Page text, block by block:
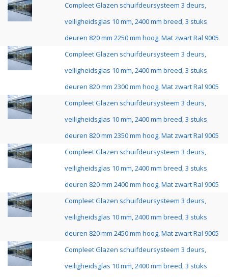
Compleet Glazen schuifdeursysteem 3 deurs,
veiligheidsglas 10 mm, 2400 mm breed, 3 stuks
deuren 820 mm 2250 mm hoog, Mat zwart Ral 9005
Compleet Glazen schuifdeursysteem 3 deurs,
veiligheidsglas 10 mm, 2400 mm breed, 3 stuks
deuren 820 mm 2300 mm hoog, Mat zwart Ral 9005
Compleet Glazen schuifdeursysteem 3 deurs,
veiligheidsglas 10 mm, 2400 mm breed, 3 stuks
deuren 820 mm 2350 mm hoog, Mat zwart Ral 9005
Compleet Glazen schuifdeursysteem 3 deurs,
veiligheidsglas 10 mm, 2400 mm breed, 3 stuks
deuren 820 mm 2400 mm hoog, Mat zwart Ral 9005
Compleet Glazen schuifdeursysteem 3 deurs,
veiligheidsglas 10 mm, 2400 mm breed, 3 stuks
deuren 820 mm 2450 mm hoog, Mat zwart Ral 9005
Compleet Glazen schuifdeursysteem 3 deurs,
veiligheidsglas 10 mm, 2400 mm breed, 3 stuks